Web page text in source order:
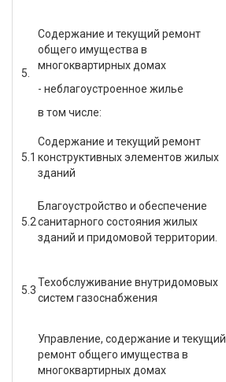
5.
Содержание и текущий ремонт
общего имущества в
многоквартирных домах
- неблагоустроенное жилье
в том числе:
5.1
Содержание и текущий ремонт
конструктивных элементов жилых
зданий
5.2
Благоустройство и обеспечение
санитарного состояния жилых
зданий и придомовой территории.
5.3
Техобслуживание внутридомовых
систем газоснабжения
Управление, содержание и текущий
ремонт общего имущества в
многоквартирных домах